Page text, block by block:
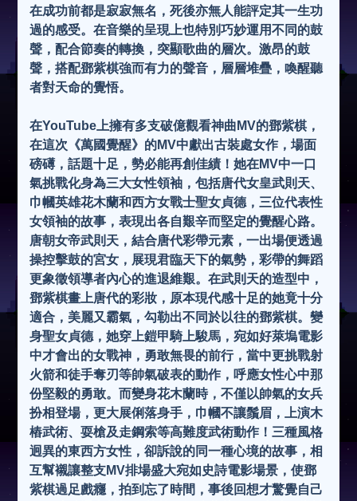
在成功前都是寂寂無名，死後亦無人能評定其一生功
過的感受。在音樂的呈現上也特別巧妙運用不同的鼓
聲，配合節奏的轉換，突顯歌曲的層次。激昂的鼓
聲，搭配鄧紫棋強而有力的聲音，層層堆疊，喚醒聽
者對天命的覺悟。
在YouTube上擁有多支破億觀看神曲MV的鄧紫棋，
在這次《萬國覺醒》的MV中獻出古裝處女作，場面
磅礡，話題十足，勢必能再創佳績！她在MV中一口
氣挑戰化身為三大女性領袖，包括唐代女皇武則天、
巾幗英雄花木蘭和西方女戰士聖女貞德，三位代表性
女領袖的故事，表現出各自艱辛而堅定的覺醒心路。
唐朝女帝武則天，結合唐代彩帶元素，一出場便透過
操控擊鼓的宮女，展現君臨天下的氣勢，彩帶的舞蹈
更象徵領導者內心的進退維艱。在武則天的造型中，
鄧紫棋畫上唐代的彩妝，原本現代感十足的她竟十分
適合，美麗又霸氣，勾勒出不同於以往的鄧紫棋。變
身聖女貞德，她穿上鎧甲騎上駿馬，宛如好萊塢電影
中才會出的女戰神，勇敢無畏的前行，當中更挑戰射
火箭和徒手奪刃等帥氣破表的動作，呼應女性心中那
份堅毅的勇敢。而變身花木蘭時，不僅以帥氣的女兵
扮相登場，更大展俐落身手，巾幗不讓鬚眉，上演木
樁武術、耍槍及走鋼索等高難度武術動作！三種風格
迥異的東西方女性，卻訴說的同一種心境的故事，相
互幫襯讓整支MV排場盛大宛如史詩電影場景，使鄧
紫棋過足戲癮，拍到忘了時間，事後回想才驚覺自己